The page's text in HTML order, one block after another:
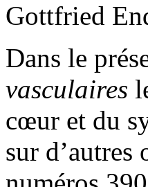
Gottfried
Dans le
vasculaires
cœur et du
sur d’autres